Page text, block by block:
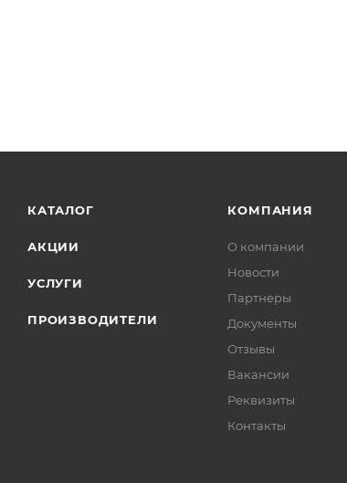
КАТАЛОГ
АКЦИИ
УСЛУГИ
ПРОИЗВОДИТЕЛИ
КОМПАНИЯ
О компании
Новости
Партнеры
Документы
Отзывы
Вакансии
Реквизиты
Контакты